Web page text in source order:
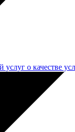
услуг о качестве